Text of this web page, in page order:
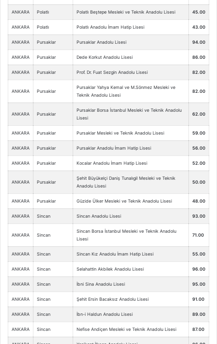
ANKARA Polatlı Polatlı Beştepe Mesleki ve Teknik Anadolu Lisesi 45.00
ANKARA Polatlı Polatlı Anadolu İmam Hatip Lisesi 43.00
ANKARA Pursaklar Pursaklar Anadolu Lisesi 94.00
ANKARA Pursaklar Dede Korkut Anadolu Lisesi 86.00
ANKARA Pursaklar Prof. Dr. Fuat Sezgin Anadolu Lisesi 82.00
ANKARA Pursaklar
Pursaklar Yahya Kemal ve M.Sönmez Mesleki ve
Teknik Anadolu Lisesi
82.00
ANKARA Pursaklar
Pursaklar Borsa İstanbul Mesleki ve Teknik Anadolu
Lisesi
62.00
ANKARA Pursaklar Pursaklar Mesleki ve Teknik Anadolu Lisesi 59.00
ANKARA Pursaklar Pursaklar Anadolu İmam Hatip Lisesi 56.00
ANKARA Pursaklar Kocalar Anadolu İmam Hatip Lisesi 52.00
ANKARA Pursaklar
Şehit Büyükelçi Daniş Tunalıgil Mesleki ve Teknik
Anadolu Lisesi
50.00
ANKARA Pursaklar Güzide Ülker Mesleki ve Teknik Anadolu Lisesi 48.00
ANKARA Sincan Sincan Anadolu Lisesi 93.00
ANKARA Sincan
Sincan Borsa İstanbul Mesleki ve Teknik Anadolu
Lisesi
71.00
ANKARA Sincan Sincan Kız Anadolu İmam Hatip Lisesi 55.00
ANKARA Sincan Selahattin Akbilek Anadolu Lisesi 96.00
ANKARA Sincan İbni Sina Anadolu Lisesi 95.00
ANKARA Sincan Şehit Ersin Bacaksız Anadolu Lisesi 91.00
ANKARA Sincan İbn-i Haldun Anadolu Lisesi 89.00
ANKARA Sincan Nefise Andiçen Mesleki ve Teknik Anadolu Lisesi 87.00